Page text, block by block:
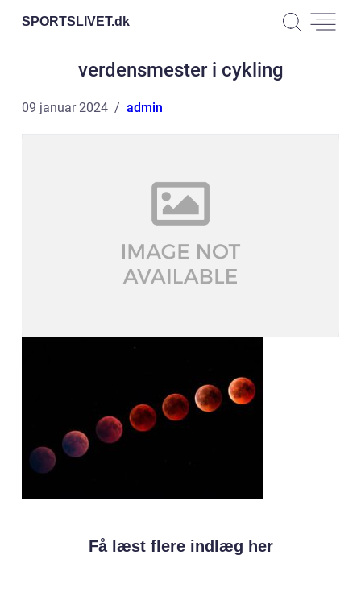
SPORTSLIVET.dk
verdensmester i cykling
09 januar 2024 admin
Få læst flere indlæg her